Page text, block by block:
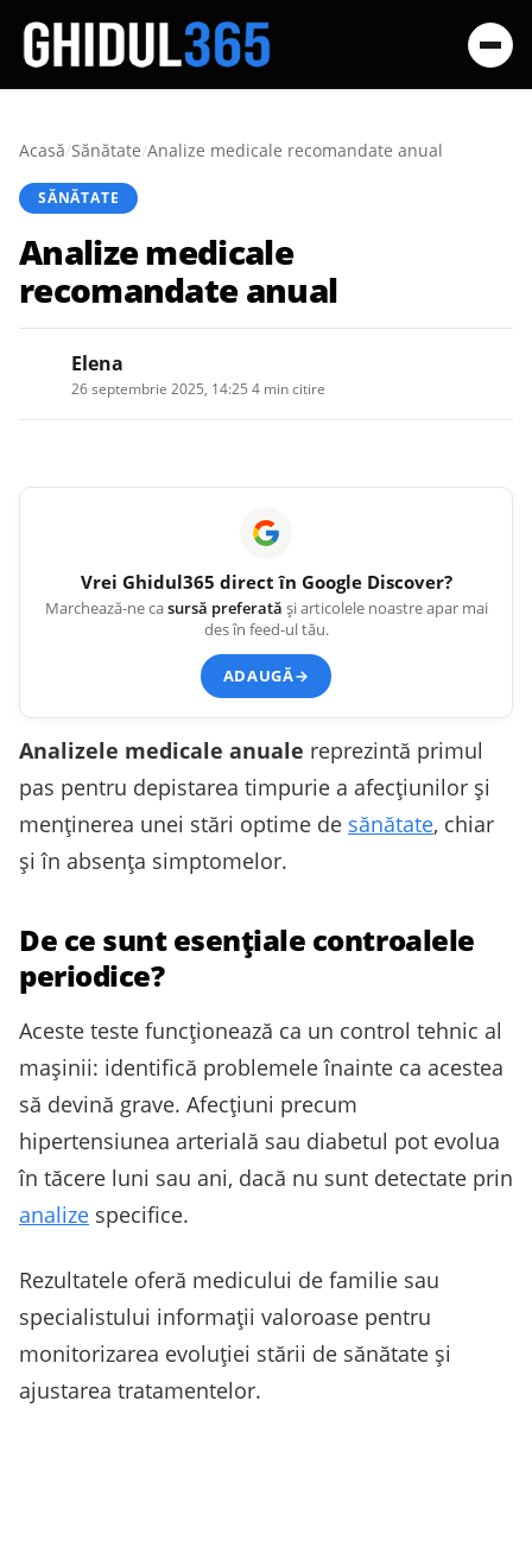
Acasă/Sănătate/Analize medicale recomandate anual
SĂNĂTATE
Analize medicale
recomandate anual
Elena
26 septembrie 2025, 14:25 4 min citire
Vrei Ghidul365 direct în Google Discover?
Marchează-ne casursă preferată și articolele noastre apar mai
des în feed-ul tău.
ADAUGĂ→
Analizele medicale anuale reprezintă primul
pas pentru depistarea timpurie a afecţiunilor și
menținerea unei stări optime de sănătate, chiar
și în absenţa simptomelor.
De ce sunt esențiale controalele
periodice?
Aceste teste funcționează ca un control tehnic al
mașinii: identifică problemele înainte ca acestea
să devină grave. Afecţiuni precum
hipertensiunea arterială sau diabetul pot evolua
în tăcere luni sau ani, dacă nu sunt detectate prin
analize specifice.
Rezultatele oferă medicului de familie sau
specialistului informații valoroase pentru
monitorizarea evoluției stării de sănătate și
ajustarea tratamentelor.